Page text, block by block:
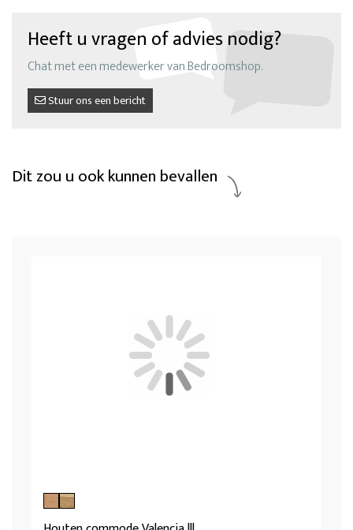
Heeft u vragen of advies nodig?
Chat met een medewerker van Bedroomshop.
Stuur ons een bericht
Dit zou u ook kunnen bevallen